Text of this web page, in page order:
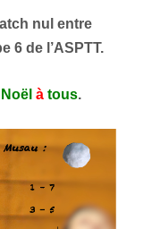
nul entre
6 de l’ASPTT.
Noël à tous.